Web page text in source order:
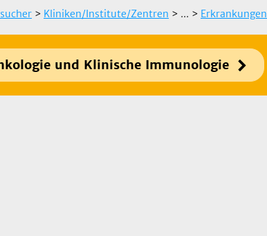
> Kliniken/Institute/Zentren > ... > Erkrankungen
und Klinische Immunologie